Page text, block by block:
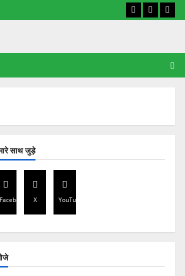
Facebook
X
साथ जुड़े
Facebook X YouTube